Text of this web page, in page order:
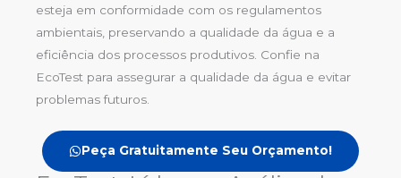
esteja em conformidade com os regulamentos
ambientais, preservando a qualidade da água e a
eficiência dos processos produtivos. Confie na
EcoTest para assegurar a qualidade da água e evitar
problemas futuros.
Peça Gratuitamente Seu Orçamento!